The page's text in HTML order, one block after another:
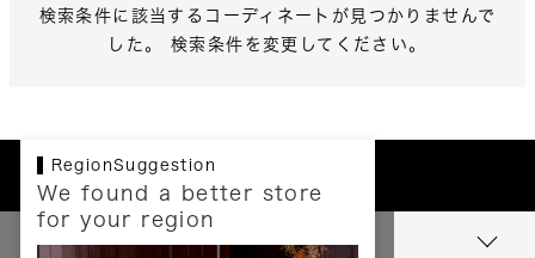
検索条件に該当するコーディネートが見つかりませんで
した。 検索条件を変更してください。
RegionSuggestion
We found a better store
for your region
お支払いについて